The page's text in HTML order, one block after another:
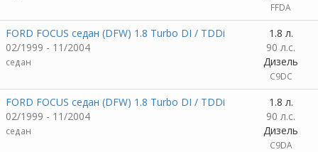
FFDA
FORD FOCUS седан (DFW) 1.8 Turbo DI / TDDi
02/1999 - 11/2004
седан
1.8 л.
90 л.с.
Дизель
C9DC
FORD FOCUS седан (DFW) 1.8 Turbo DI / TDDi
02/1999 - 11/2004
седан
1.8 л.
90 л.с.
Дизель
C9DA